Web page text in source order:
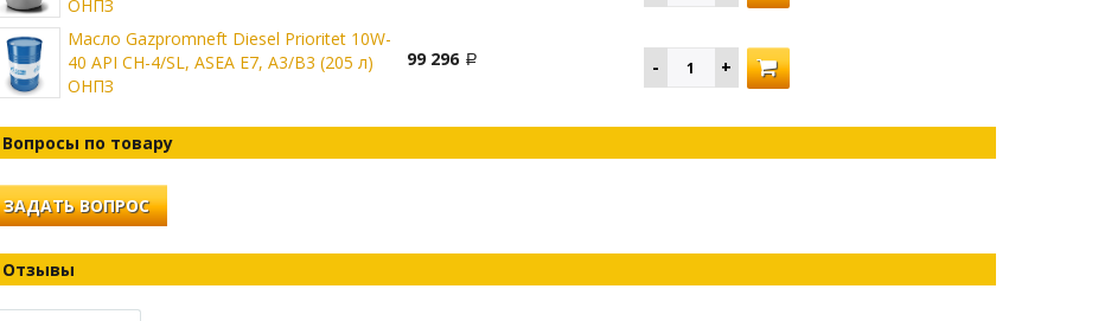
ОНПЗ
Масло Gazpromneft Diesel Prioritet 10W-
40 API CH-4/SL, ASEA E7, A3/B3 (205 л)
ОНПЗ
99 296
Вопросы по товару
ЗАДАТЬ ВОПРОС
Отзывы